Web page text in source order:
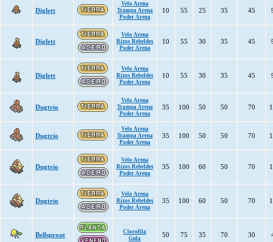
Diglett
Velo Arena
Trampa Arena
Poder Arena
10 55 25 35 45
Diglett
Velo Arena
Rizos Rebeldes
Poder Arena
10 55 30 35 45
Diglett
Velo Arena
Rizos Rebeldes
Poder Arena
10 55 30 35 45
Dugtrio
Velo Arena
Trampa Arena
Poder Arena
35 100 50 50 70
Dugtrio
Velo Arena
Trampa Arena
Poder Arena
35 100 50 50 70
Dugtrio
Velo Arena
Rizos Rebeldes
Poder Arena
35 100 60 50 70
Dugtrio
Velo Arena
Rizos Rebeldes
Poder Arena
35 100 60 50 70
Bellsprout
Clorofila
Gula
50 75 35 70 30